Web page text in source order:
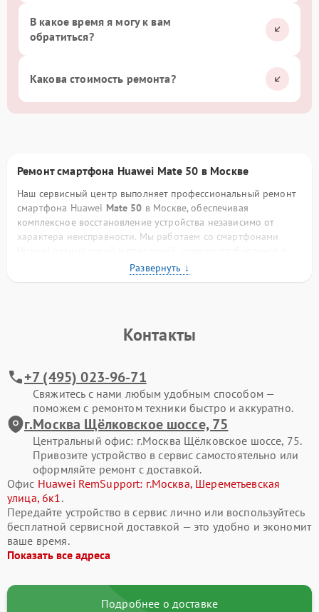
В какое время я могу к вам
обратиться?
Какова стоимость ремонта?
Ремонт смартфона Huawei Mate 50 в Москве
Наш сервисный центр выполняет профессиональный ремонт
смартфона Huawei Mate 50 в Москве, обеспечивая
комплексное восстановление устройства независимо от
характера неисправности. Мы работаем со смартфонами
конструктивных особенностях бренда, схемотехнике плат,
фирменных процессорах и программном обеспечении. Такой
Современные смартфоны Huawei представляют собой
компонентов или программные ошибки со временем
приводят к сбоям. Своевременное обращение в сервис
помогает сохранить ресурс устройства и избежать
дорогостоящего восстановления в будущем.
Типовые поломки смартфонов Huawei
В процессе ремонта мы чаще всего сталкиваемся со
следующими неисправностями смартфона Huawei Mate 50:
разбитый экран, отсутствие изображения или
некорректная работа сенсора;
смартфон не включается или самопроизвольно
быстрая разрядка аккумулятора, проблемы с зарядкой;
Контакты
+7 (495) 023-96-71
Свяжитесь с нами любым удобным способом —
поможем с ремонтом техники быстро и аккуратно.
г.Москва Щёлковское шоссе, 75
Центральный офис: г.Москва Щёлковское шоссе, 75.
Привозите устройство в сервис самостоятельно или
оформляйте ремонт с доставкой.
Офис Huawei RemSupport: г.Москва, Шереметьевская
улица, 6к1.
Передайте устройство в сервис лично или воспользуйтесь
бесплатной сервисной доставкой — это удобно и экономит
ваше время.
Показать все адреса
Подробнее о доставке